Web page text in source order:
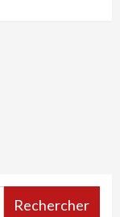
Rechercher